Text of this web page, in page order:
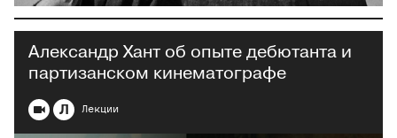
Александр Хант об опыте дебютанта и
партизанском кинематографе
Л Лекции